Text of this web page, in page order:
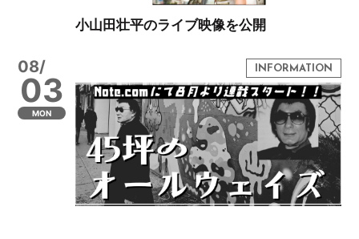
小山田壮平のライブ映像を公開
08/
03
MON